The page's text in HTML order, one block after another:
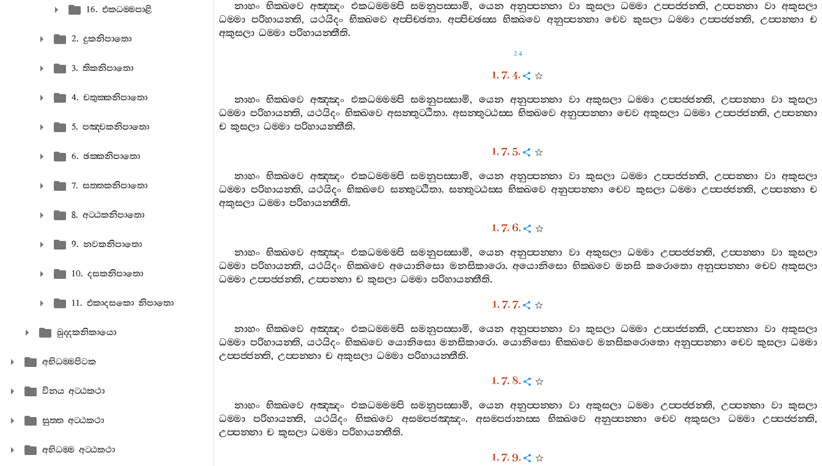
16. එකධම‍්මපාළි
2. දුකනිපාතො
3. තිකනිපාතො
4. චතුක‍්කනිපාතො
5. පඤ‍්චකනිපාතො
6. ඡක‍්කනිපාතො
7. සත‍්තකනිපාතො
8. අට‍්ඨකනිපාතො
9. නවකනිපාතො
10. දසකනිපාතො
11. එකාදසකො නිපාතො
ඛුද‍්දකනිකායො
අභිධම‍්මපිටක
විනය අට‍්ඨකථා
සුත‍්ත අට‍්ඨකථා
අභිධම‍්ම අට‍්ඨකථා
නාහං භික‍්ඛවෙ අඤ‍්ඤං එකධම‍්මම‍්පි සමනුපස‍්සාමි, යෙන අනුප‍්පන‍්නා වා කුසලා ධම‍්මා උප‍්පජ‍්ජන‍්ති,උප‍්පන‍්නා වා අකුසලා
ධම‍්මා පරිහායන‍්ති, යථයිදං භික‍්ඛවෙ අප‍්පිච‍්ඡතා.අප‍්පිච‍්ඡස‍්ස භික‍්ඛවෙ අනුප‍්පන‍්නා චෙව කුසලා ධම‍්මා උප‍්පජ‍්ජන‍්ති,උප‍්පන‍්නා ච
අකුසලා ධම‍්මා පරිහායන‍්තීති.
24
1. 7. 4.
නාහං භික‍්ඛවෙ අඤ‍්ඤං එකධම‍්මම‍්පි සමනුපස‍්සාමි, යෙන අනුප‍්පන‍්නා වා අකුසලා ධම‍්මා උප‍්පජ‍්ජන‍්ති,උප‍්පන‍්නා වා කුසලා
ධම‍්මා පරිහායන‍්ති,යථයිදං භික‍්ඛවෙ අසන‍්තුට‍්ඨිතා. අසන‍්තුට‍්ඨස‍්ස භික‍්ඛවෙ අනුප‍්පන‍්නා චෙව අකුසලා ධම‍්මා උප‍්පජ‍්ජන‍්ති,උප‍්පන‍්නා
ච කුසලා ධම‍්මා පරිහායන‍්තීති.
1. 7. 5.
නාහං භික‍්ඛවෙ අඤ‍්ඤං එකධම‍්මම‍්පි සමනුපස‍්සාමි, යෙන අනුප‍්පන‍්නා වා කුසලා ධම‍්මා උප‍්පජ‍්ජන‍්ති,උප‍්පන‍්නා වා අකුසලා
ධම‍්මා පරිහායන‍්ති,යථයිදං භික‍්ඛවෙ සන‍්තුට‍්ඨිතා.සන‍්තුට‍්ඨස‍්ස භික‍්ඛවෙ අනුප‍්පන‍්නා චෙව කුසලා ධම‍්මා උප‍්පජ‍්ජන‍්ති, උප‍්පන‍්නා ච
අකුසලා ධම‍්මා පරිහායන‍්තීති.
1. 7. 6.
නාහං භික‍්ඛවෙ අඤ‍්ඤං එකධම‍්මම‍්පි සමනුපස‍්සාමි, යෙන අනුප‍්පන‍්නා වා අකුසලා ධම‍්මා උප‍්පජ‍්ජන‍්ති,උප‍්පන‍්නා වා කුසලා
ධම‍්මා පරිහායන‍්ති, යථයිදං භික‍්ඛවෙ අයොනිසො මනසිකාරො. අයොනිසො භික‍්ඛවෙ මනසි කරොතො අනුප‍්පන‍්නා චෙව අකුසලා
ධම‍්මා උප‍්පජ‍්ජන‍්ති, උප‍්පන‍්නා ච කුසලා ධම‍්මා පරිහායන‍්තීති.
1. 7. 7.
නාහං භික‍්ඛවෙ අඤ‍්ඤං එකධම‍්මම‍්පි සමනුපස‍්සාමි, යෙන අනුප‍්පන‍්නා වා කුසලා ධම‍්මා උප‍්පජ‍්ජන‍්ති,උප‍්පන‍්නා වා අකුසලා
ධම‍්මා පරිහායන‍්ති,යථයිදං භික‍්ඛවෙ යොනිසො මනසිකාරො.යොනිසො භික‍්ඛවෙ මනසිකරොතො අනුප‍්පන‍්නා චෙව කුසලා ධම‍්මා
උප‍්පජ‍්ජන‍්ති, උප‍්පන‍්නා ච අකුසලා ධම‍්මා පරිහායන‍්තීති.
1. 7. 8.
නාහං භික‍්ඛවෙ අඤ‍්ඤං එකධම‍්මම‍්පි සමනුපස‍්සාමි, යෙන අනුප‍්පන‍්නා වා අකුසලා ධම‍්මා උප‍්පජ‍්ජන‍්ති,උප‍්පන‍්නා වා කුසලා
ධම‍්මා
පරිහායන‍්ති, යථයිදං භික‍්ඛවෙ අසම‍්පජඤ‍්ඤං. අසම‍්පජානස‍්ස භික‍්ඛවෙ අනුප‍්පන‍්නා චෙව අකුසලා ධම‍්මා උප‍්පජ‍්ජන‍්ති,
උප‍්පන‍්නා ච කුසලා ධම‍්මා පරිහායන‍්තීති.
1. 7. 9.